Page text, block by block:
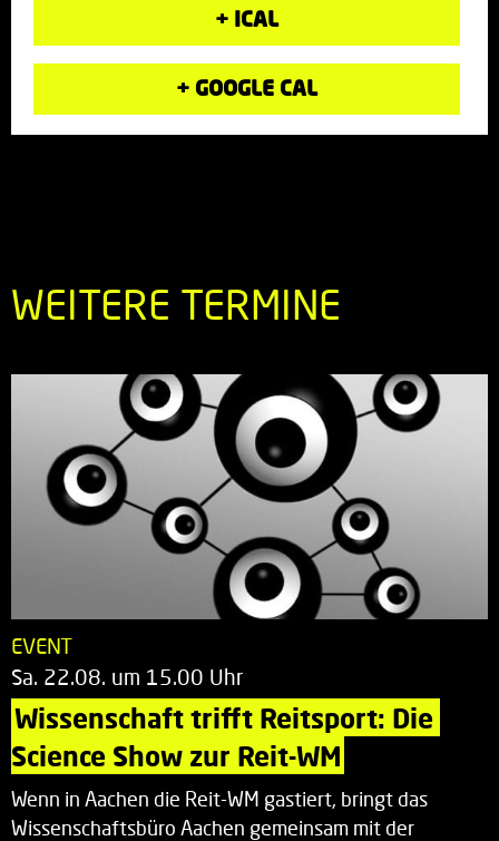
+ ICAL
+ GOOGLE CAL
WEITERE TERMINE
EVENT
Sa. 22.08. um 15.00 Uhr
Wissenschaft trifft Reitsport: Die
Science Show zur Reit-WM
Wenn in Aachen die Reit-WM gastiert, bringt das
Wissenschaftsbüro Aachen gemeinsam mit der